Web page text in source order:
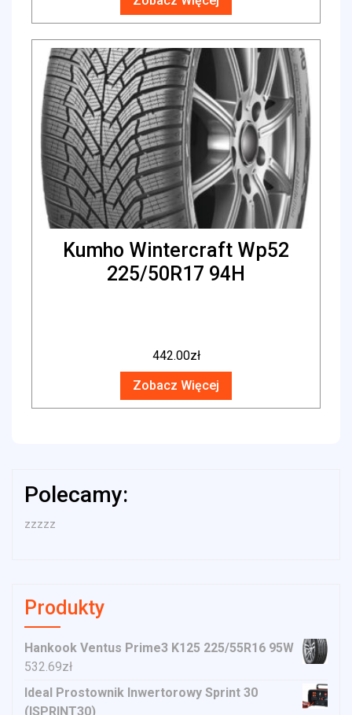
Kumho Wintercraft Wp52
225/50R17 94H
442.00zł
Zobacz Więcej
Polecamy:
zzzzz
Produkty
Hankook Ventus Prime3 K125 225/55R16 95W
532.69zł
Ideal Prostownik Inwertorowy Sprint 30
(ISPRINT30)